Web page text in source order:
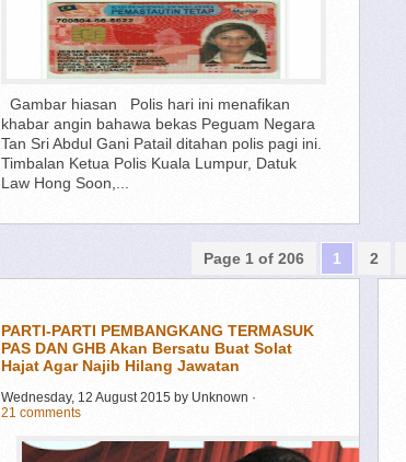
Gambar hiasan Polis hari ini menafikan
khabar angin bahawa bekas Peguam Negara
Tan Sri Abdul Gani Patail ditahan polis pagi ini.
Timbalan Ketua Polis Kuala Lumpur, Datuk
Law Hong Soon,...
Page 1 of 206 1 2
PARTI-PARTI PEMBANGKANG TERMASUK
PAS DAN GHB Akan Bersatu Buat Solat
Hajat Agar Najib Hilang Jawatan
Wednesday, 12 August 2015 by Unknown ·
21 comments